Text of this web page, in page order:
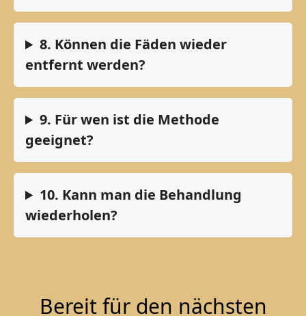
8. Können die Fäden wieder
entfernt werden?
9. Für wen ist die Methode
geeignet?
10. Kann man die Behandlung
wiederholen?
Bereit für den nächsten